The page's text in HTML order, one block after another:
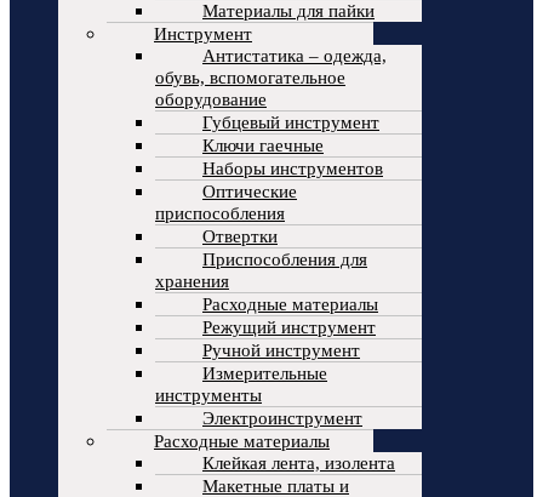
Материалы для пайки
Инструмент
Антистатика – одежда,
обувь, вспомогательное
оборудование
Губцевый инструмент
Ключи гаечные
Наборы инструментов
Оптические
приспособления
Отвертки
Приспособления для
хранения
Расходные материалы
Режущий инструмент
Ручной инструмент
Измерительные
инструменты
Электроинструмент
Расходные материалы
Клейкая лента, изолента
Макетные платы и